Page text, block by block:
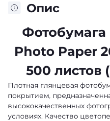
Опис
Фотобумага
Photo Paper
500 листов
Плотная глянцевая
покрытием,
высококачественных
условиях. Качество